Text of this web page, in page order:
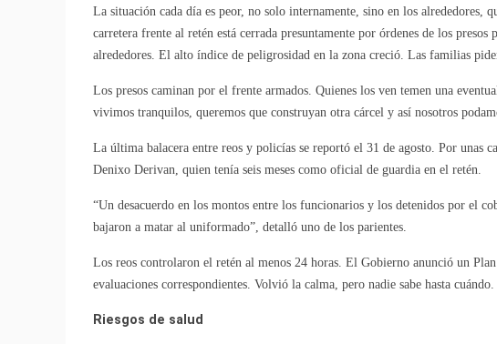
La situación cada día es peor, no solo internamente, sino en los alrededores,
carretera frente al retén está cerrada presuntamente por órdenes de los
alrededores. El alto índice de peligrosidad en la zona creció. Las familias
Los presos caminan por el frente armados. Quienes los ven temen una
vivimos tranquilos, queremos que construyan otra cárcel y así nosotros
La última balacera entre reos y policías se reportó el 31 de agosto. Por unas
Denixo Derivan, quien tenía seis meses como oficial de guardia en el retén.
“Un desacuerdo en los montos entre los funcionarios y los detenidos por el
bajaron a matar al uniformado”, detalló uno de los parientes.
Los reos controlaron el retén al menos 24 horas. El Gobierno anunció un
evaluaciones correspondientes. Volvió la calma, pero nadie sabe hasta cuándo.
Riesgos de salud